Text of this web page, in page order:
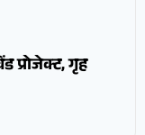
प्रोजेक्ट, गृह